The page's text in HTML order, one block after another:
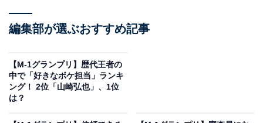
編集部が選ぶおすすめ記事
【M-1グランプリ】歴代王者の
中で「好きなボケ担当」ランキ
ング！ 2位「山崎弘也」、1位
は？